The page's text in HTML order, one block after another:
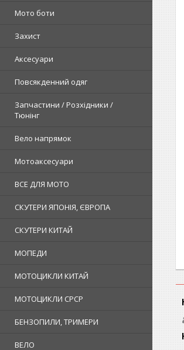
Мото боти
Захист
Аксесуари
Повсякденний одяг
Запчастини / Розхідники /
Тюнінг
Вело напрямок
Мотоаксесуари
ВСЕ ДЛЯ МОТО
СКУТЕРИ ЯПОНІЯ, ЄВРОПА
СКУТЕРИ КИТАЙ
МОПЕДИ
МОТОЦИКЛИ КИТАЙ
МОТОЦИКЛИ СРСР
БЕНЗОПИЛИ, ТРИМЕРИ
ВЕЛО